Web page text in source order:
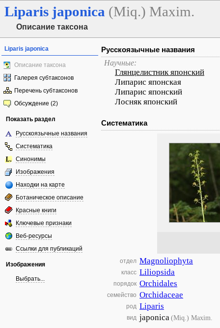
Liparis japonica (Miq.) Maxim.
Описание таксона
Liparis japonica
Описание таксона
Галерея субтаксонов
Перечень субтаксонов
Обсуждение (2)
Показать раздел
Русскоязычные названия
Систематика
Синонимы
Изображения
Находки на карте
Ботаническое описание
Красные книги
Ключевые признаки
Веб-ресурсы
Ссылки для публикаций
Изображения
Выбрать...
Русскоязычные названия
Научные:
Глянцелистник японский
Липарис японская
Липарис японский
Лосняк японский
Систематика
отдел Magnoliophyta
класс Liliopsida
порядок Orchidales
семейство Orchidaceae
род Liparis
вид japonica(Miq.) Maxim.